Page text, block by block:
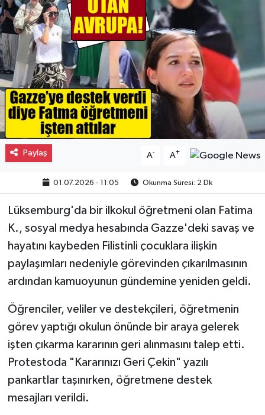
Paylaş A- A+
01.07.2026 - 11:05 Okunma Süresi: 2 Dk
Lüksemburg'da bir ilkokul öğretmeni olan Fatima
K., sosyal medya hesabında Gazze'deki savaş ve
hayatını kaybeden Filistinli çocuklara ilişkin
paylaşımları nedeniyle görevinden çıkarılmasının
ardından kamuoyunun gündemine yeniden geldi.
Öğrenciler, veliler ve destekçileri, öğretmenin
görev yaptığı okulun önünde bir araya gelerek
işten çıkarma kararının geri alınmasını talep etti.
Protestoda "Kararınızı Geri Çekin" yazılı
pankartlar taşınırken, öğretmene destek
mesajları verildi.
Eğitim